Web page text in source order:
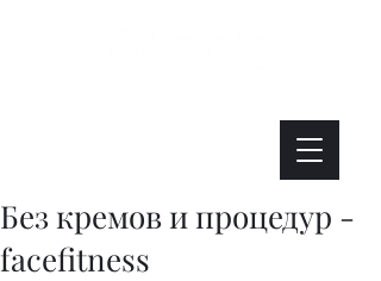
Без кремов и процедур -
facefitness